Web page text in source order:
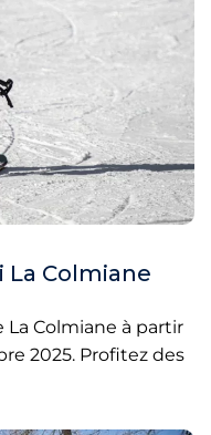
La Colmiane
La Colmiane à partir
2025. Profitez des